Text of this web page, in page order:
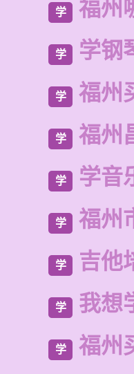
学 福州
学 学钢
学 福州
学 福州
学 学音
学 福州
学 吉他
学 我想
学 福州